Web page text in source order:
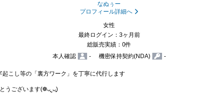
なぬぅー
プロフィール詳細へ
女性
最終ログイン：3ヶ月前
総販売実績：0件
本人確認
- 機密保持契約(NDA) -
こし等の「裏方ワーク」を丁寧に代行します
うございます(❁ᴗ͈ˬᴗ͈)